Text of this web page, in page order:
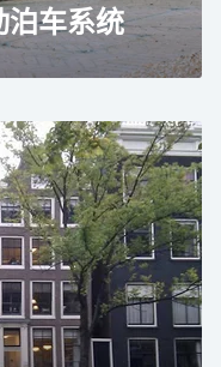
车系统